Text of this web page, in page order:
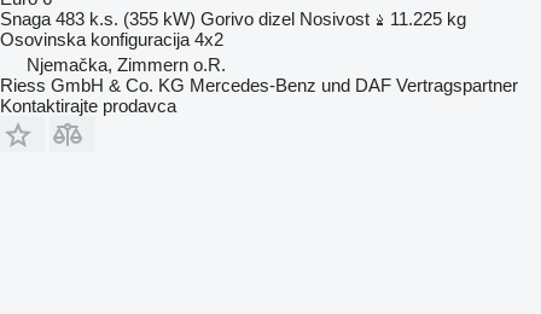
Snaga 483 k.s. (355 kW) Gorivo dizel Nosivost
11.225 kg
Osovinska konfiguracija 4x2
Njemačka, Zimmern o.R.
Riess GmbH & Co. KG Mercedes-Benz und DAF Vertragspartner
Kontaktirajte prodavca